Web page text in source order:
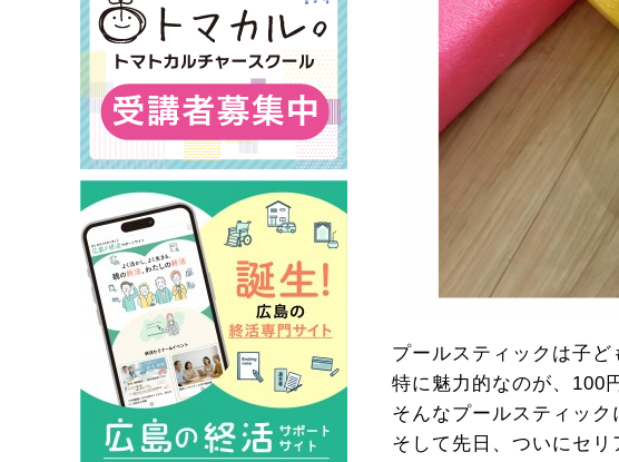
プールスティックは子ど
特に魅力的なのが、100
そんなプールスティック
そして先日、ついにセリ